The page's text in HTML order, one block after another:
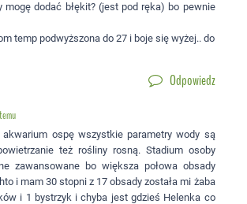
mogę dodać błękit? (jest pod ręka) bo pewnie
temp podwyższona do 27 i boje się wyżej.. do
Odpowiedz
ospę wszystkie parametry wody są
też rośliny rosną. Stadium osoby
zawansowane bo większa połowa obsady
i mam 30 stopni z 17 obsady została mi żaba
i 1 bystrzyk i chyba jest gdzieś Helenka co